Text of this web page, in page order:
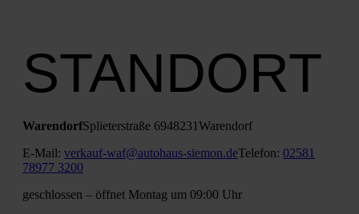
STANDORT
Waren­dorfSplie­ter­stra­ße 6948231Waren­dorf
E‑Mail: verkauf-waf@autohaus-siemon.deTele­fon: 02581
78977 3200
geschlos­sen – öff­net Mon­tag um 09:00 Uhr